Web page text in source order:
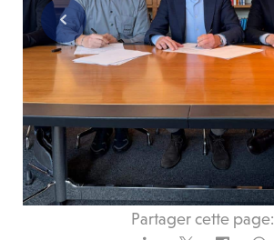
Partager cette page: